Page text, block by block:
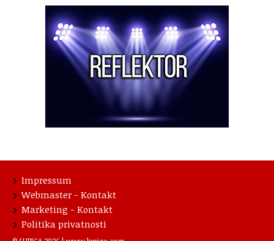
Impressum
Webmaster - Kontakt
Marketing - Kontakt
Politika privatnosti